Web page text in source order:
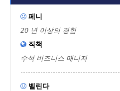
 페니
20 년 이상의 경험
 직책
수석 비즈니스 매니저
----------------------------------------
 벨린다